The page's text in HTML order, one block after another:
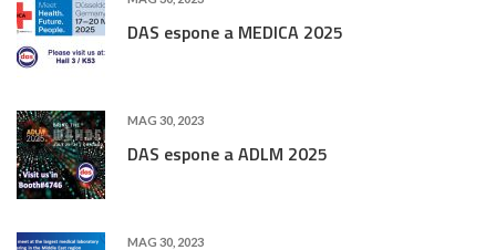
DAS espone a MEDICA 2025
MAG 30, 2023
DAS espone a ADLM 2025
MAG 30, 2023